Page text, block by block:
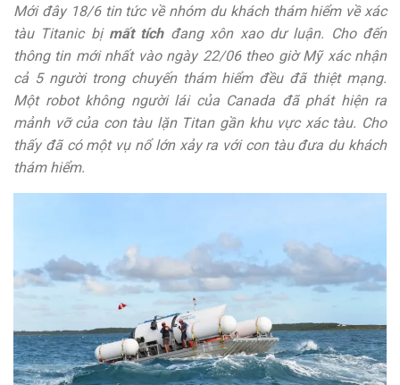
Mới đây 18/6 tin tức về nhóm du khách thám hiểm về xác
tàu Titanic bị mất tíchđang xôn xao dư luận. Cho đến
thông tin mới nhất vào ngày 22/06 theo giờ Mỹ xác nhận
cả 5 người trong chuyến thám hiểm đều đã thiệt mạng.
Một robot không người lái của Canada đã phát hiện ra
mảnh vỡ của con tàu lặn Titan gần khu vực xác tàu. Cho
thấy đã có một vụ nổ lớn xảy ra với con tàu đưa du khách
thám hiểm.